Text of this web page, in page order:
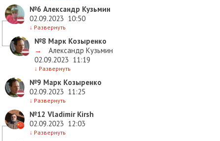
№6 Александр Кузьмин
02.09.2023 10:50
↓ Развернуть
№8 Марк Козыренко
→
Александр Кузьмин
02.09.2023 11:19
↓ Развернуть
№9 Марк Козыренко
02.09.2023 11:25
↓ Развернуть
№12 Vladimir Kirsh
02.09.2023 12:03
↓ Развернуть